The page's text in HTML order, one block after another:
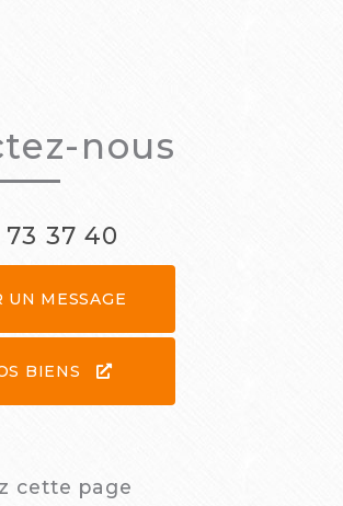
nous
37 40
UN MESSAGE
BIENS
cette page